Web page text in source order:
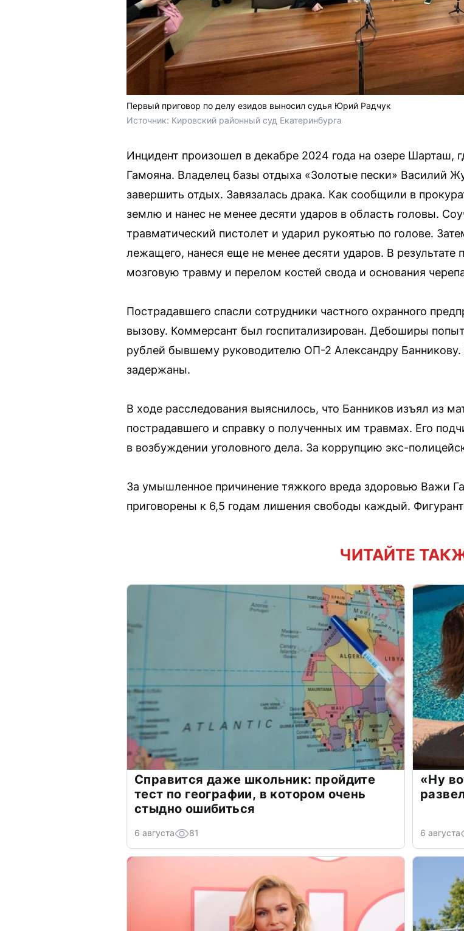
Первый приговор по делу езидов выносил судья Юрий Радчук
Источник: Кировский районный суд Екатеринбурга
Инцидент произошел в декабре 2024 года на озере Шарташ,
Гамояна. Владелец базы отдыха «Золотые пески» Василий
завершить отдых. Завязалась драка. Как сообщили в
землю и нанес не менее десяти ударов в область головы.
травматический пистолет и ударил рукоятью по голове.
лежащего, нанеся еще не менее десяти ударов. В
мозговую травму и перелом костей свода и основания
Пострадавшего спасли сотрудники частного охранного
вызову. Коммерсант был госпитализирован. Дебоширы
рублей бывшему руководителю ОП-2 Александру
задержаны.
В ходе расследования выяснилось, что Банников изъял из
пострадавшего и справку о полученных им травмах. Его
в возбуждении уголовного дела. За коррупцию экс-
За умышленное причинение тяжкого вреда здоровью Важи
приговорены к 6,5 годам лишения свободы каждый.
ЧИТАЙТЕ
Справится даже школьник: пройдите
тест по географии, в котором очень
стыдно ошибиться
6 августа 81
«Ну
6 августа